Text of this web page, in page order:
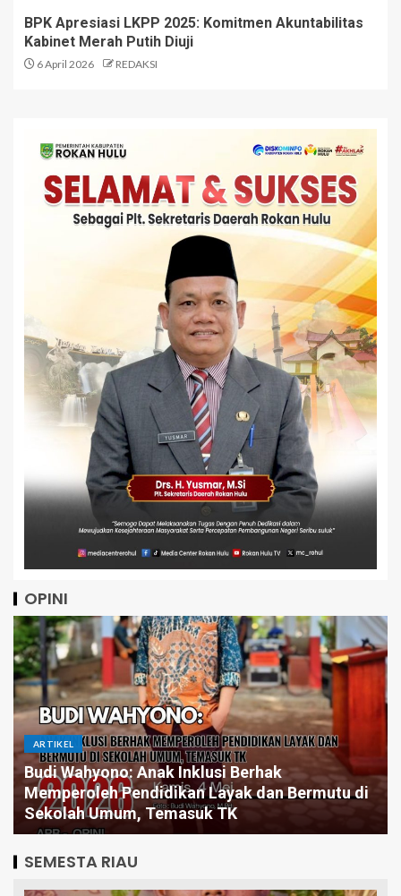
BPK Apresiasi LKPP 2025: Komitmen Akuntabilitas
Kabinet Merah Putih Diuji
6 April 2026 REDAKSI
OPINI
ARTIKEL
Pintar Saja Tidak Cukup, Mengapa Birokrasi
Butuh Pemimpin yang Jago Eksekusi
SEMESTA RIAU